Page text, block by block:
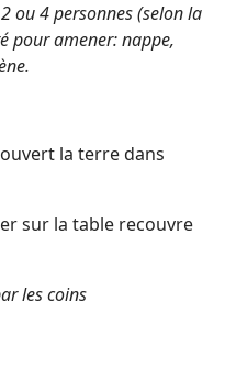
ou 4 personnes (selon la
pour amener: nappe,
la terre dans
sur la table recouvre
les coins